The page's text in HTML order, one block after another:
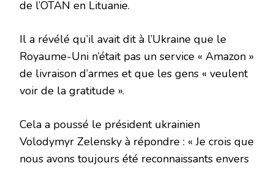
de l’OTAN en Lituanie.
Il a révélé qu’il avait dit à l’Ukraine que le
Royaume-Uni n’était pas un service « Amazon »
de livraison d’armes et que les gens « veulent
voir de la gratitude ».
Cela a poussé le président ukrainien
Volodymyr Zelensky à répondre : « Je crois que
nous avons toujours été reconnaissants envers